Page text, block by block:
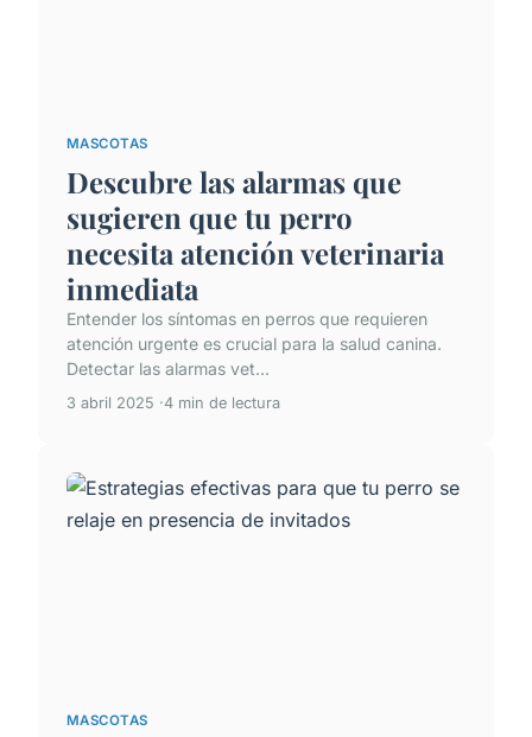
MASCOTAS
Descubre las alarmas que
sugieren que tu perro
necesita atención veterinaria
inmediata
Entender los síntomas en perros que requieren
atención urgente es crucial para la salud canina.
Detectar las alarmas vet...
3 abril 2025 4 min de lectura
MASCOTAS